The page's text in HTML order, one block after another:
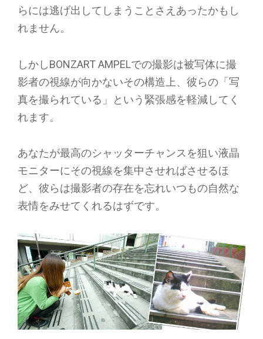
らには逃げ出してしまうことさえあったかもし
れません。
しかしBONZART AMPELでの撮影は被写体に撮
影者の視線が向かないその構造上、彼らの「写
真を撮られている」という緊張感を軽減してく
れます。
あなたが最高のシャッターチャンスを狙い液晶
モニターにその視線を集中させればさせるほ
ど、彼らは撮影者の存在を忘れいつもの自然な
表情をみせてくれるはずです。